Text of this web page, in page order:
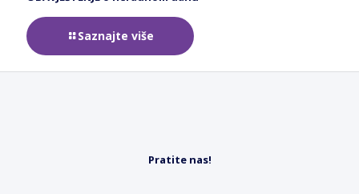
Saznajte više
Pratite nas!